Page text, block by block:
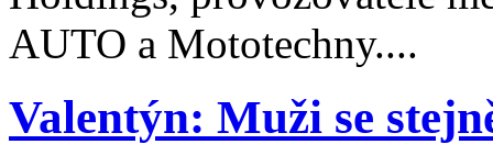
AUTO a Mototechny....
Valentýn: Muži se